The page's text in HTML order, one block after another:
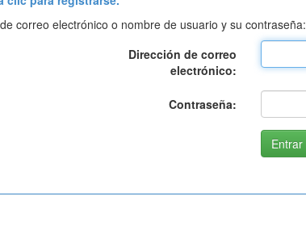
correo electrónico o nombre de usuario y su contraseña:
Dirección de correo
electrónico:
Contraseña: